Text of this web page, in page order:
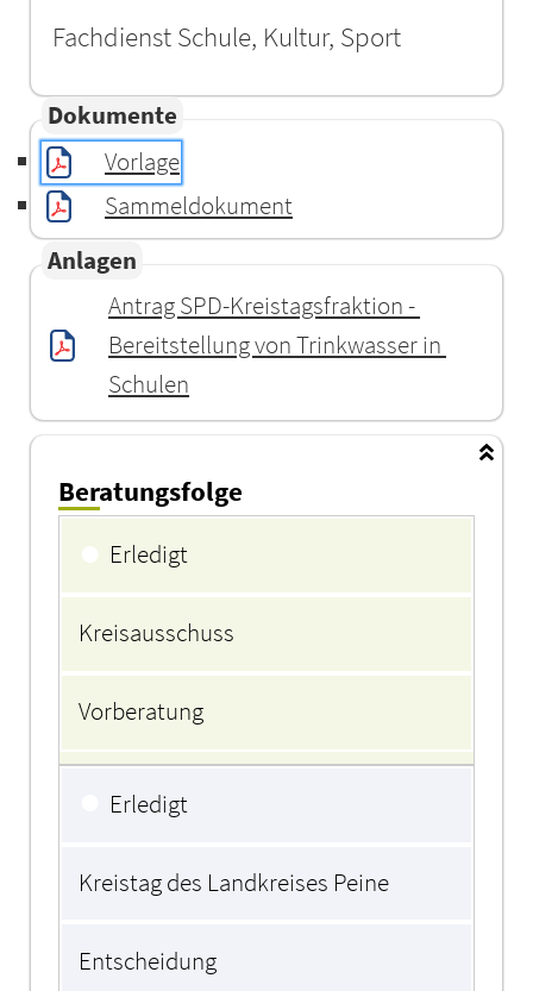
Fachdienst Schule, Kultur, Sport
Dokumente
Vorlage
Sammeldokument
Anlagen
Antrag SPD-Kreistagsfraktion -
Bereitstellung von Trinkwasser in
Schulen
Beratungsfolge
● Erledigt
Kreisausschuss
Vorberatung
Erledigt
Kreistag des Landkreises Peine
Entscheidung